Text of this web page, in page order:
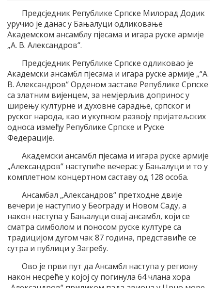
Предсједник Републике Српске Милорад Додик
уручио је данас у Бањалуци одликовање
Академском ансамблу пјесама и игара руске армије
„А. В. Александров“.
Предсједник Републике Српске одликовао је
Академски ансамбл пјесама и игара руске армије „“А.
В. Александров“ Орденом заставе Републике Српске
са златним вијенцем, за немјерљив допринос у
ширењу културне и духовне сарадње, српског и
руског народа, као и укупном развоју пријатељских
односа између Републике Српске и Руске
Федерације.
Академски ансамбл пјесама и игара руске армије
„Александров“ наступиће вечерас у Бањалуци и то у
комплетном концертном саставу од 128 особа.
Ансамбал „Александров“ претходне двије
вечери је наступио у Београду и Новом Саду, а
након наступа у Бањалуци овај ансамбл, који се
сматра симболом и поносом руске културе са
традицијом дугом чак 87 година, представиће се
сутра и публици у Загребу.
Ово је први пут да Ансамбл наступа у региону
након несреће у којој су погинула 64 члана хора